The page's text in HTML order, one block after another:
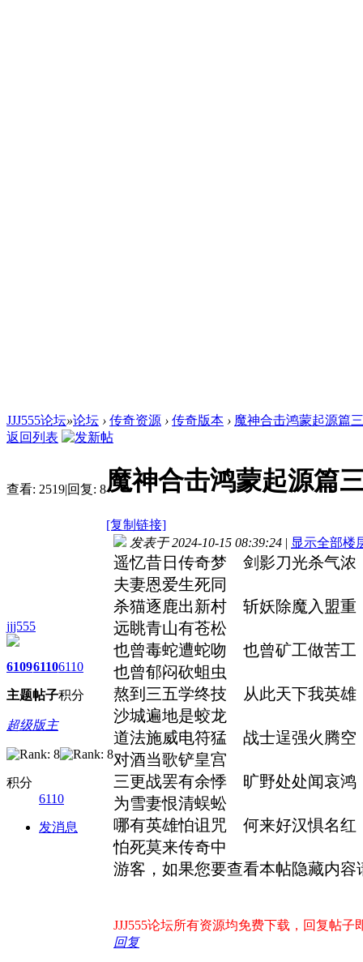
JJJ555论坛»论坛 › 传奇资源 › 传奇版本 › 魔神合击鸿蒙起源篇
返回列表
查看: 2519|回复: 8魔神合击鸿蒙起源篇
[复制链接]
jjj555
6109
主题
6110
帖子
6110
积分
超级版主
积分
6110
发消息
发表于 2024-10-15 08:39:24 | 显示全部楼
遥忆昔日传奇梦 剑影刀光杀气
夫妻恩爱生死同
杀猫逐鹿出新村 斩妖除魔入盟
远眺青山有苍松
也曾毒蛇遭蛇吻 也曾矿工做苦
也曾郁闷砍蛆虫
熬到三五学终技 从此天下我英
沙城遍地是蛟龙
道法施威电符猛 战士逞强火腾
对酒当歌铲皇宫
三更战罢有余悸 旷野处处闻哀
为雪妻恨清蜈蚣
哪有英雄怕诅咒 何来好汉惧名
怕死莫来传奇中
游客，如果您要查看本帖隐藏内容
JJJ555论坛所有资源均免费下载，回复帖子
回复